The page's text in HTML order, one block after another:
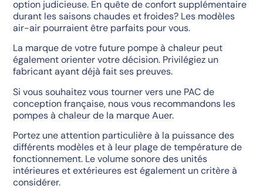
option judicieuse. En quête de confort supplémentaire
durant les saisons chaudes et froides? Les modèles
air-air pourraient être parfaits pour vous.
La marque de votre future pompe à chaleur peut
également orienter votre décision. Privilégiez un
fabricant ayant déjà fait ses preuves.
Si vous souhaitez vous tourner vers une PAC de
conception française, nous vous recommandons les
pompes à chaleur de la marque Auer.
Portez une attention particulière à la puissance des
différents modèles et à leur plage de température de
fonctionnement. Le volume sonore des unités
intérieures et extérieures est également un critère à
considérer.